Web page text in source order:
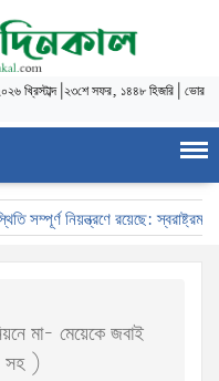
খ্রিস্টাব্দ| ২৩শে সফর, ১৪৪৮ হিজরি ভোর
সম্পূর্ণ নিয়ন্ত্রণে রয়েছে: স্বরাষ্ট্রমন্ত্রী
মা- মেয়েকে জবাই
সহ )